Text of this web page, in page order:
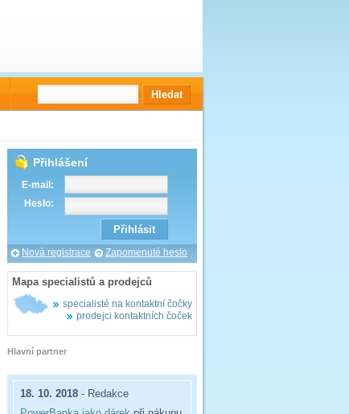
Přihlášení
E-mail:
Heslo:
Nová registrace Zapomenuté heslo
Mapa specialistů a prodejců
specialisté na kontaktní čočky
prodejci kontaktních čoček
Hlavní partner
18. 10. 2018 - Redakce